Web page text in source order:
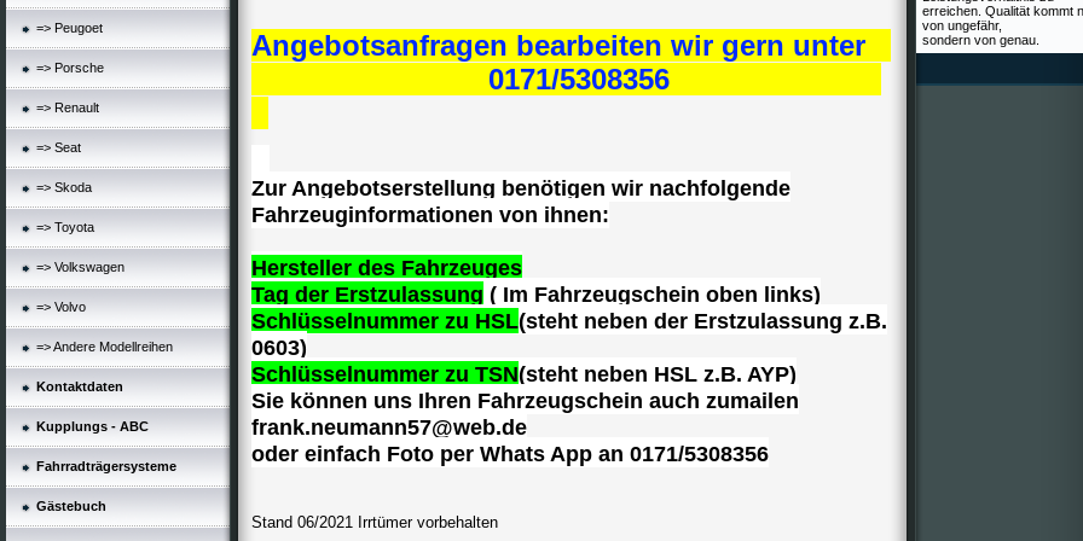
=> Peugoet
=> Porsche
=> Renault
=> Seat
=> Skoda
=> Toyota
=> Volkswagen
=> Volvo
=> Andere Modellreihen
Kontaktdaten
Kupplungs - ABC
Fahrradträgersysteme
Gästebuch
Angebotsanfragen bearbeiten wir gern unter
0171/5308356
Zur Angebotserstellung benötigen wir nachfolgende
Fahrzeuginformationen von ihnen:
Hersteller des Fahrzeuges
Tag der Erstzulassung ( Im Fahrzeugschein oben links)
Schlüsselnummer zu HSL(steht neben der Erstzulassung z.B.
0603)
Schlüsselnummer zu TSN(steht neben HSL z.B. AYP)
Sie können uns Ihren Fahrzeugschein auch zumailen
frank.neumann57@web.de
oder einfach Foto per Whats App an 0171/5308356
Stand 06/2021 Irrtümer vorbehalten
erreichen. Qualität kommt
von ungefähr,
sondern von genau.